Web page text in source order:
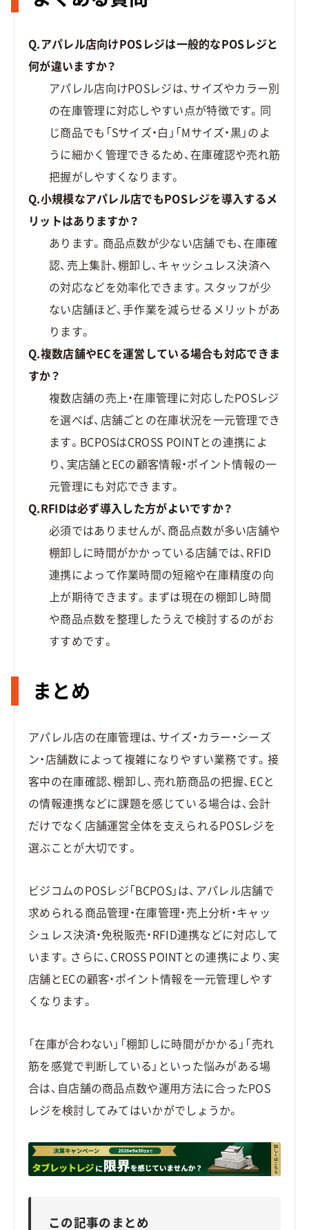
Q.アパレル店向けPOSレジは一般的なPOSレジと
何が違いますか？
アパレル店向けPOSレジは、サイズやカラー別
の在庫管理に対応しやすい点が特徴です。同
じ商品でも「Sサイズ・白」「Mサイズ・黒」のよ
うに細かく管理できるため、在庫確認や売れ筋
把握がしやすくなります。
Q.小規模なアパレル店でもPOSレジを導入するメ
リットはありますか？
あります。商品点数が少ない店舗でも、在庫確
認、売上集計、棚卸し、キャッシュレス決済へ
の対応などを効率化できます。スタッフが少
ない店舗ほど、手作業を減らせるメリットがあ
ります。
Q.複数店舗やECを運営している場合も対応できま
すか？
複数店舗の売上・在庫管理に対応したPOSレジ
を選べば、店舗ごとの在庫状況を一元管理でき
ます。BCPOSはCROSS POINTとの連携によ
り、実店舗とECの顧客情報・ポイント情報の一
元管理にも対応できます。
Q.RFIDは必ず導入した方がよいですか？
必須ではありませんが、商品点数が多い店舗や
棚卸しに時間がかかっている店舗では、RFID
連携によって作業時間の短縮や在庫精度の向
上が期待できます。まずは現在の棚卸し時間
や商品点数を整理したうえで検討するのがお
すすめです。
まとめ
アパレル店の在庫管理は、サイズ・カラー・シーズ
ン・店舗数によって複雑になりやすい業務です。接
客中の在庫確認、棚卸し、売れ筋商品の把握、ECと
の情報連携などに課題を感じている場合は、会計
だけでなく店舗運営全体を支えられるPOSレジを
選ぶことが大切です。
ビジコムのPOSレジ「BCPOS」は、アパレル店舗で
求められる商品管理・在庫管理・売上分析・キャッ
シュレス決済・免税販売・RFID連携などに対応して
います。さらに、CROSS POINTとの連携により、実
店舗とECの顧客・ポイント情報を一元管理しやす
くなります。
「在庫が合わない」「棚卸しに時間がかかる」「売れ
筋を感覚で判断している」といった悩みがある場
合は、自店舗の商品点数や運用方法に合ったPOS
レジを検討してみてはいかがでしょうか。
この記事のまとめ